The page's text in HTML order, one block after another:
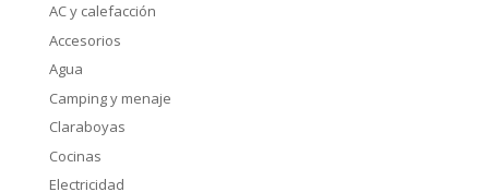
AC y calefacción
Accesorios
Agua
Camping y menaje
Claraboyas
Cocinas
Electricidad